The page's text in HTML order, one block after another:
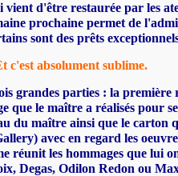
vient d'être restaurée par les
prochaine permet de
sont des prêts
c'est absolument sublime.
grandes parties : la première
que le maître a réalisés pour
du maître ainsi que le carton
avec en regard les
réunit les hommages que lui
Degas, Odilon Redon ou